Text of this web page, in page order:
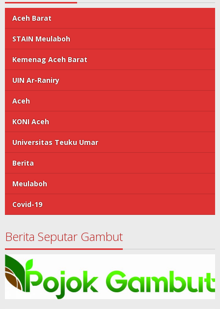
Aceh Barat
STAIN Meulaboh
Kemenag Aceh Barat
UIN Ar-Raniry
Aceh
KONI Aceh
Universitas Teuku Umar
Berita
Meulaboh
Covid-19
Berita Seputar Gambut